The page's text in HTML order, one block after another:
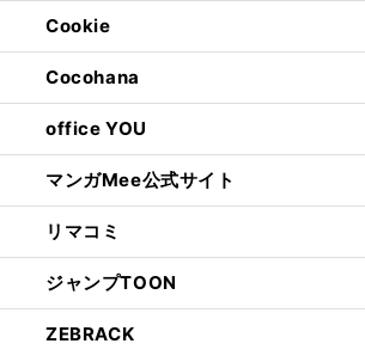
Cookie
Cocohana
office YOU
マンガMee公式サイト
リマコミ
ジャンプTOON
ZEBRACK